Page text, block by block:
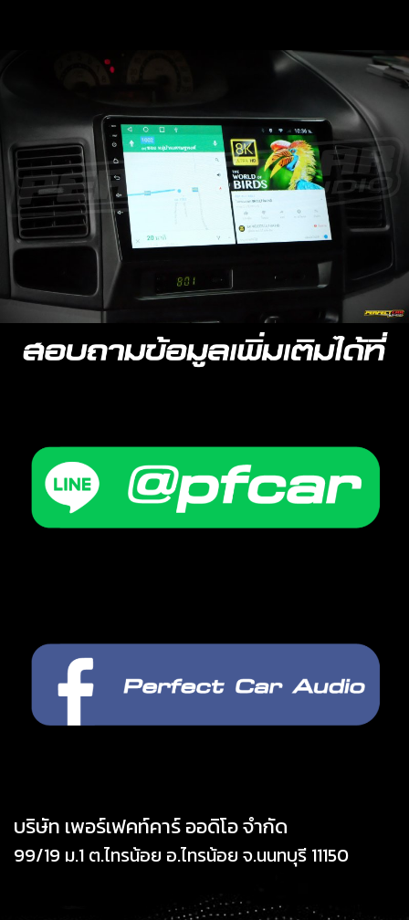
บริษัท เพอร์เฟคท์คาร์ ออดิโอ จำกัด
99/19 ม.1 ต.ไทรน้อย อ.ไทรน้อย จ.นนทบุรี 11150